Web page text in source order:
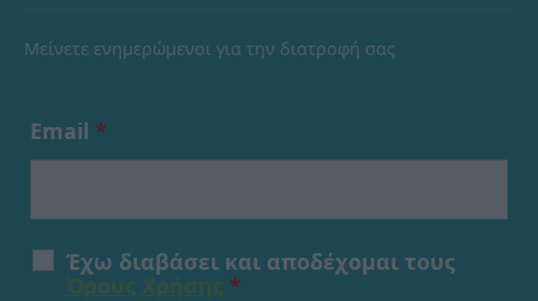
Μείνετε ενημερώμενοι για την διατροφή σας
Email *
Έχω διαβάσει και αποδέχομαι τους
*